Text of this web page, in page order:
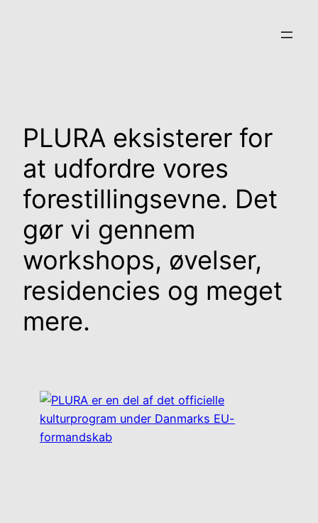
PLURA eksisterer for
at udfordre vores
forestillingsevne. Det
gør vi gennem
workshops, øvelser,
residencies og meget
mere.